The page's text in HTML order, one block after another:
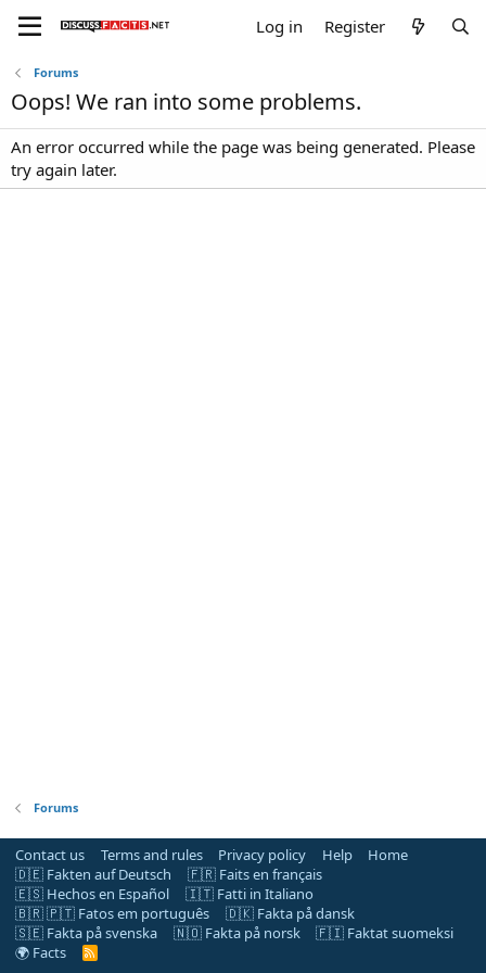
Log in Register
Forums
Oops! We ran into some problems.
An error occurred while the page was being generated. Please
try again later.
Forums
Contact us Terms and rules Privacy policy Help
Home
🇩🇪 Fakten auf Deutsch
🇫🇷 Faits en français
🇪🇸 Hechos en Español
🇮🇹 Fatti in Italiano
🇧🇷 🇵🇹 Fatos em português
🇩🇰 Fakta på dansk
🇸🇪 Fakta på svenska
🇳🇴 Fakta på norsk
🇫🇮 Faktat suomeksi
🌍 Facts
R